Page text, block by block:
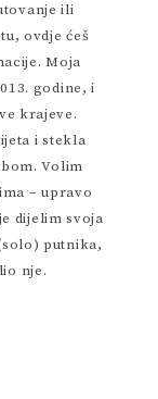
ili
ovdje ćeš
Moja
godine, i
krajeve.
i stekla
Volim
– upravo
dijelim svoja
putnika,
nje.